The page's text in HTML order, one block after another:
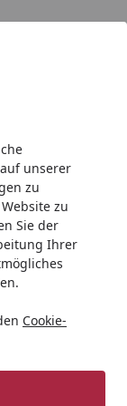
unserer
zu
zu
Sie der
Ihrer
Cookie-